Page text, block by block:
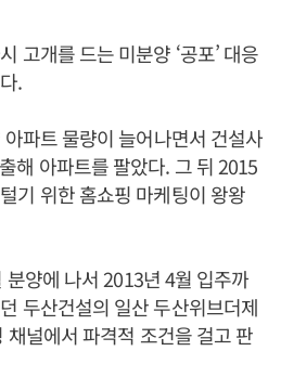
고개를 드는 미분양 ‘공포’ 대응
.
파트 물량이 늘어나면서 건설사
해 아파트를 팔았다. 그 뒤 2015
기 위한 홈쇼핑 마케팅이 왕왕
양에 나서 2013년 4월 입주까
두산건설의 일산 두산위브더제
널에서 파격적 조건을 걸고 판